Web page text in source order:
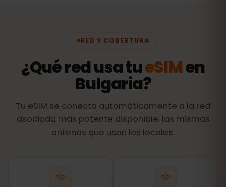
RED Y COBERTURA
¿Qué red usa tueSIMen
Bulgaria?
Tu eSIM se conecta automáticamente a la red
asociada más potente disponible: las mismas
antenas que usan los locales.